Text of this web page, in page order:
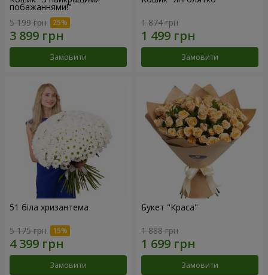
побажаннями!"
5 199 грн
Замовити
1 874 грн
Замовити
51 біла хризантема
5 175 грн
Замовити
Букет "Краса"
1 888 грн
Замовити